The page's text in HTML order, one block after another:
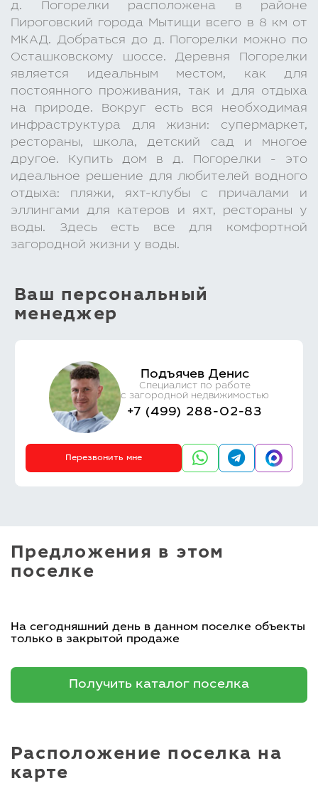
д. Погорелки расположена в районе
Пироговский города Мытищи всего в 8 км от
МКАД. Добраться до д. Погорелки можно по
Осташковскому шоссе. Деревня Погорелки
является идеальным местом, как для
постоянного проживания, так и для отдыха
на природе. Вокруг есть вся необходимая
инфраструктура для жизни: супермаркет,
рестораны, школа, детский сад и многое
другое. Купить дом в д. Погорелки - это
идеальное решение для любителей водного
отдыха: пляжи, яхт-клубы с причалами и
эллингами для катеров и яхт, рестораны у
воды. Здесь есть все для комфортной
загородной жизни у воды.
Ваш персональный
менеджер
Подъячев Денис
Специалист по работе
с загородной недвижимостью
+7 (499) 288-02-83
Перезвонить мне
Предложения в этом
поселке
На сегодняшний день в данном поселке объекты
только в закрытой продаже
Получить каталог поселка
Расположение поселка на
карте